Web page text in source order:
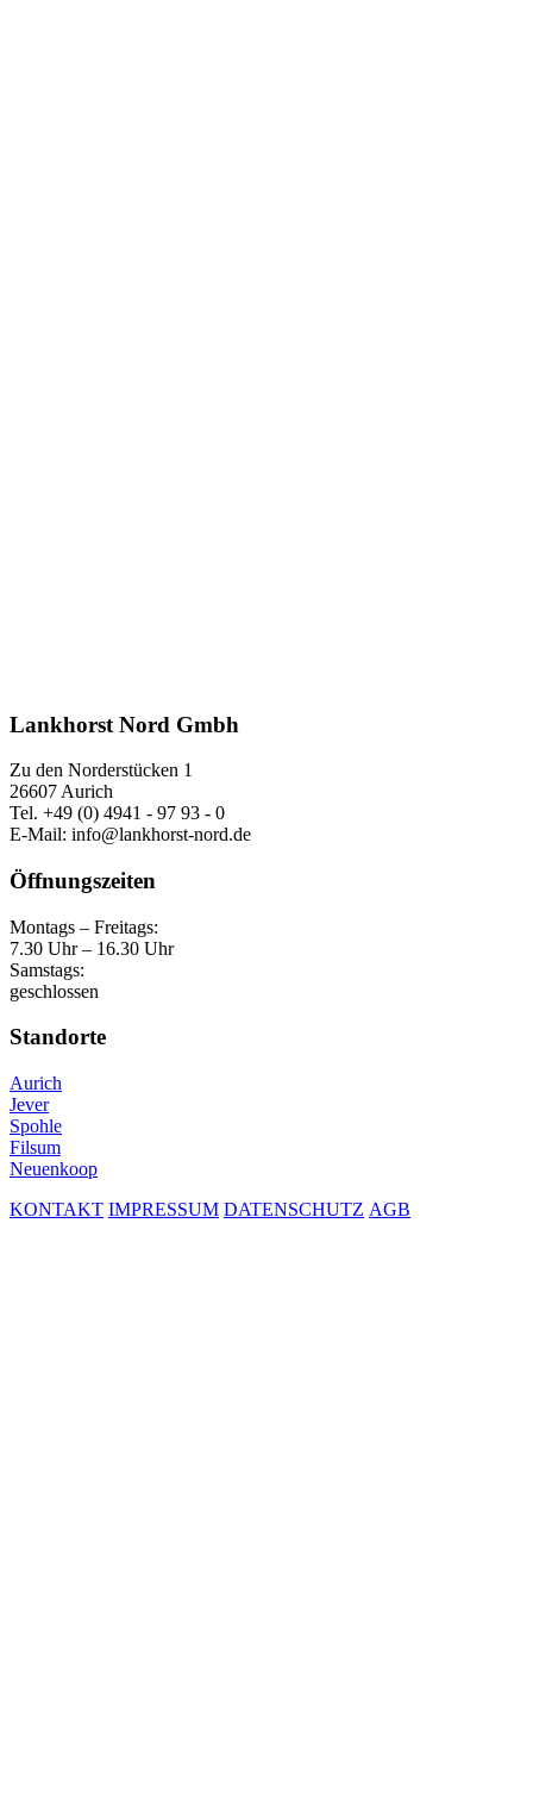
Lankhorst Nord Gmbh
Zu den Norderstücken 1
26607 Aurich
Tel. +49 (0) 4941 - 97 93 - 0
E-Mail: info@lankhorst-nord.de
Öffnungszeiten
Montags – Freitags:
7.30 Uhr – 16.30 Uhr
Samstags:
geschlossen
Standorte
Aurich
Jever
Spohle
Filsum
Neuenkoop
KONTAKT IMPRESSUM DATENSCHUTZ AGB